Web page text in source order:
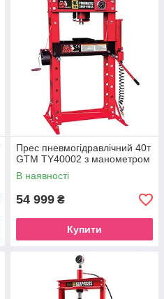
Прес пневмогідравлічний 40т
GTM TY40002 з манометром
В наявності
54 999 ₴
Купити